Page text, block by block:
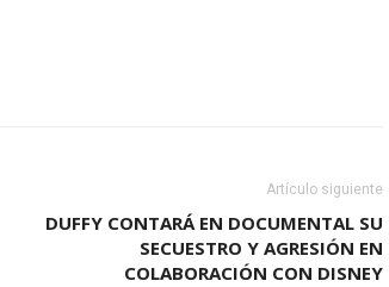
Artículo siguiente
DUFFY CONTARÁ EN DOCUMENTAL SU
SECUESTRO Y AGRESIÓN EN
COLABORACIÓN CON DISNEY